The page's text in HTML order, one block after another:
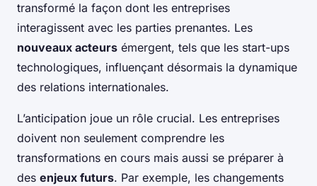
transformé la façon dont les entreprises
interagissent avec les parties prenantes. Les
nouveaux acteurs émergent, tels que les start-ups
technologiques, influençant désormais la dynamique
des relations internationales.
L’anticipation joue un rôle crucial. Les entreprises
doivent non seulement comprendre les
transformations en cours mais aussi se préparer à
des enjeux futurs. Par exemple, les changements